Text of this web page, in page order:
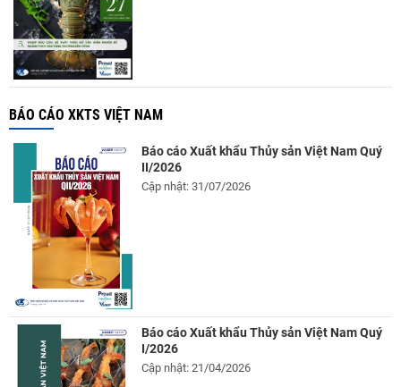
BÁO CÁO XKTS VIỆT NAM
Báo cáo Xuất khẩu Thủy sản Việt Nam Quý
II/2026
Cập nhật: 31/07/2026
Báo cáo Xuất khẩu Thủy sản Việt Nam Quý
I/2026
Cập nhật: 21/04/2026